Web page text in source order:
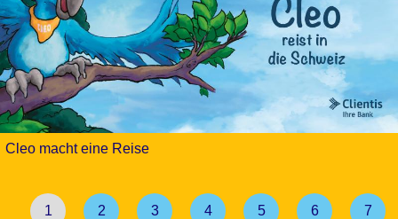
Cleo macht eine Reise
1 2 3 4 5 6 7